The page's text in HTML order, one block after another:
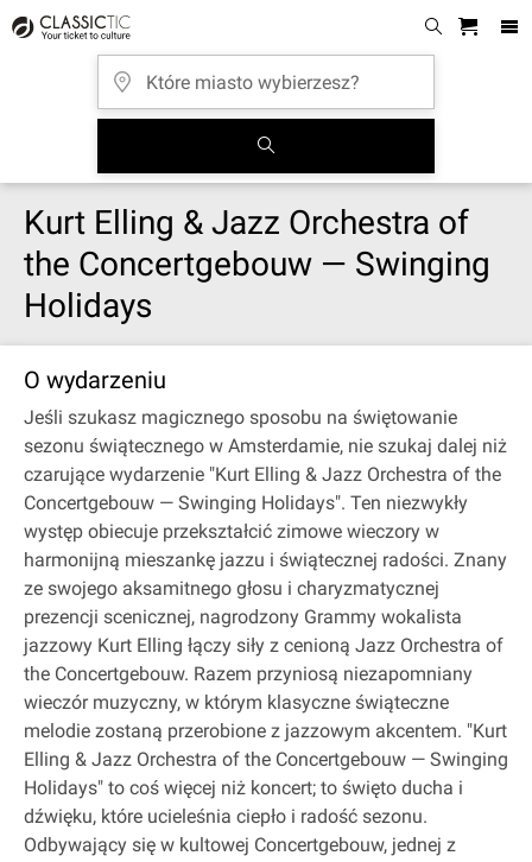
Kurt Elling & Jazz Orchestra of
the Concertgebouw — Swinging
Holidays
O wydarzeniu
Jeśli szukasz magicznego sposobu na świętowanie
sezonu świątecznego w Amsterdamie, nie szukaj dalej niż
czarujące wydarzenie "Kurt Elling & Jazz Orchestra of the
Concertgebouw — Swinging Holidays". Ten niezwykły
występ obiecuje przekształcić zimowe wieczory w
harmonijną mieszankę jazzu i świątecznej radości. Znany
ze swojego aksamitnego głosu i charyzmatycznej
prezencji scenicznej, nagrodzony Grammy wokalista
jazzowy Kurt Elling łączy siły z cenioną Jazz Orchestra of
the Concertgebouw. Razem przyniosą niezapomniany
wieczór muzyczny, w którym klasyczne świąteczne
melodie zostaną przerobione z jazzowym akcentem. "Kurt
Elling & Jazz Orchestra of the Concertgebouw — Swinging
Holidays" to coś więcej niż koncert; to święto ducha i
dźwięku, które ucieleśnia ciepło i radość sezonu.
Odbywający się w kultowej Concertgebouw, jednej z